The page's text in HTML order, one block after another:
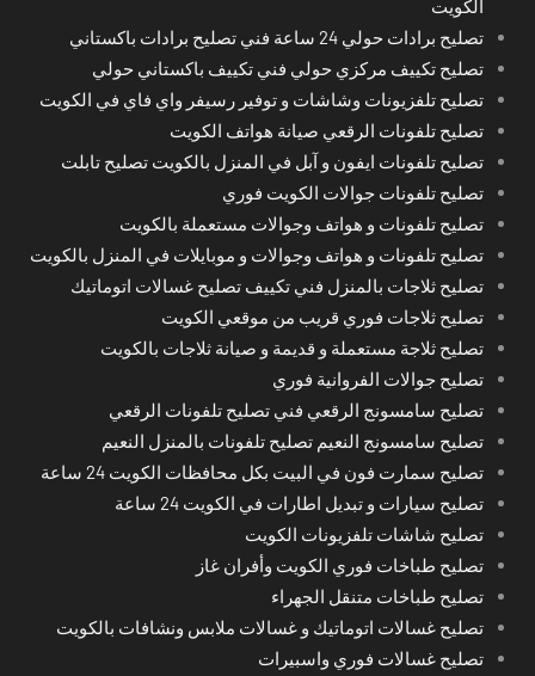
الكويت
تصليح برادات حولي 24 ساعة فني تصليح برادات باكستاني
تصليح تكييف مركزي حولي فني تكييف باكستاني حولي
تصليح تلفزيونات وشاشات و توفير رسيفر واي فاي في الكويت
تصليح تلفونات الرقعي صيانة هواتف الكويت
تصليح تلفونات ايفون و آبل في المنزل بالكويت تصليح تابلت
تصليح تلفونات جوالات الكويت فوري
تصليح تلفونات و هواتف وجوالات مستعملة بالكويت
تصليح تلفونات و هواتف وجوالات و موبايلات في المنزل بالكويت
تصليح ثلاجات بالمنزل فني تكييف تصليح غسالات اتوماتيك
تصليح ثلاجات فوري قريب من موقعي الكويت
تصليح ثلاجة مستعملة و قديمة و صيانة ثلاجات بالكويت
تصليح جوالات الفروانية فوري
تصليح سامسونج الرقعي فني تصليح تلفونات الرقعي
تصليح سامسونج النعيم تصليح تلفونات بالمنزل النعيم
تصليح سمارت فون في البيت بكل محافظات الكويت 24 ساعة
تصليح سيارات و تبديل اطارات في الكويت 24 ساعة
تصليح شاشات تلفزيونات الكويت
تصليح طباخات فوري الكويت وأفران غاز
تصليح طباخات متنقل الجهراء
تصليح غسالات اتوماتيك و غسالات ملابس ونشافات بالكويت
تصليح غسالات فوري واسبيرات